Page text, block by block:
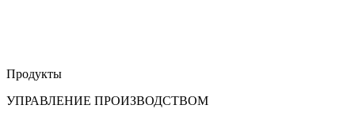
Продукты
УПРАВЛЕНИЕ ПРОИЗВОДСТВОМ